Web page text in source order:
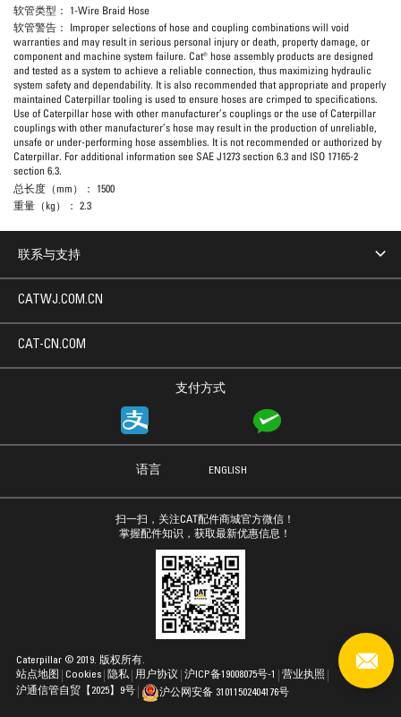
软管类型： 1-Wire Braid Hose
软管警告： Improper selections of hose and coupling combinations will void
warranties and may result in serious personal injury or death, property damage, or
component and machine system failure. Cat® hose assembly products are designed
and tested as a system to achieve a reliable connection, thus maximizing hydraulic
system safety and dependability. It is also recommended that appropriate and properly
maintained Caterpillar tooling is used to ensure hoses are crimped to specifications.
Use of Caterpillar hose with other manufacturer’s couplings or the use of Caterpillar
couplings with other manufacturer’s hose may result in the production of unreliable,
unsafe or under-performing hose assemblies. It is not recommended or authorized by
Caterpillar. For additional information see SAE J1273 section 6.3 and ISO 17165-2
section 6.3.
总长度（mm）： 1500
重量（kg）： 2.3
联系与支持
支付方式
CATWJ.COM.CN
CAT-CN.COM
语言 ENGLISH
扫一扫，关注CAT配件商城官方微信！
掌握配件知识，获取最新优惠信息！
站点地图 Cookies 隐私 用户协议
Caterpillar © 2019. 版权所有.
沪ICP备19008075号-1
营业执照
沪通信管自贸【2025】9号
沪公网安备 31011502404176号